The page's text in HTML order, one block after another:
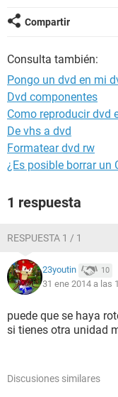
Compartir
Consulta también:
Pongo un dvd en mi
Dvd componentes
Como reproducir dvd
De vhs a dvd
Formatear dvd rw
¿Es posible borrar un
1 respuesta
RESPUESTA 1 / 1
23youtin 10
31 ene 2014 a las
puede que se haya
si tienes otra unidad
Discusiones similares